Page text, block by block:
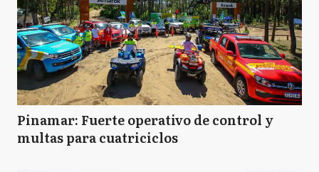
Pinamar: Fuerte operativo de control y
multas para cuatriciclos